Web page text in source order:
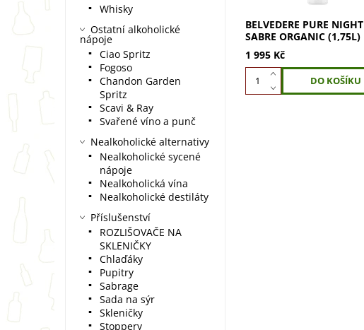
BELVEDERE PURE NIGHT
SABRE ORGANIC (1,75L)
1 995 Kč
Whisky
Ostatní alkoholické
nápoje
Ciao Spritz
Fogoso
Chandon Garden
Spritz
Scavi & Ray
Svařené víno a punč
Nealkoholické alternativy
Nealkoholické sycené
nápoje
Nealkoholická vína
Nealkoholické destiláty
Příslušenství
ROZLIŠOVAČE NA
SKLENIČKY
Chlaďáky
Pupitry
Sabrage
Sada na sýr
Skleničky
Stoppery